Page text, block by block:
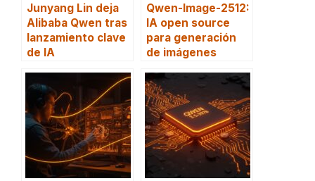
Junyang Lin deja
Alibaba Qwen tras
lanzamiento clave
de IA
Qwen-Image-2512:
IA open source
para generación
de imágenes